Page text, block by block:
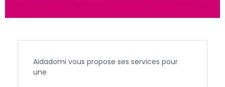
Aidadomi vous propose ses services pour
une